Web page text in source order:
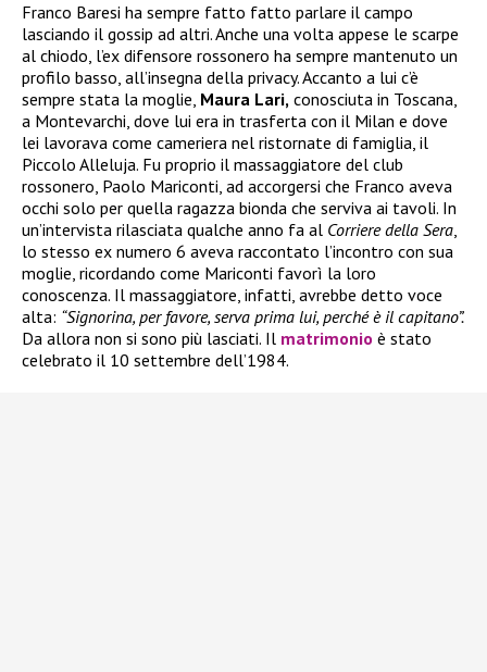
Franco Baresi ha sempre fatto fatto parlare il campo
lasciando il gossip ad altri. Anche una volta appese le scarpe
al chiodo, l’ex difensore rossonero ha sempre mantenuto un
profilo basso, all’insegna della privacy. Accanto a lui c’è
sempre stata la moglie, Maura Lari, conosciuta in Toscana,
a Montevarchi, dove lui era in trasferta con il Milan e dove
lei lavorava come cameriera nel ristornate di famiglia, il
Piccolo Alleluja. Fu proprio il massaggiatore del club
rossonero, Paolo Mariconti, ad accorgersi che Franco aveva
occhi solo per quella ragazza bionda che serviva ai tavoli. In
un’intervista rilasciata qualche anno fa al Corriere della Sera,
lo stesso ex numero 6 aveva raccontato l’incontro con sua
moglie, ricordando come Mariconti favorì la loro
conoscenza. Il massaggiatore, infatti, avrebbe detto voce
alta: “Signorina, per favore, serva prima lui, perché è il capitano”.
Da allora non si sono più lasciati. Il matrimonio è stato
celebrato il 10 settembre dell’1984.